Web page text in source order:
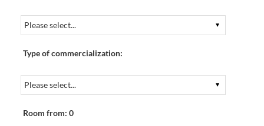
Type of commercialization:
Room from: 0